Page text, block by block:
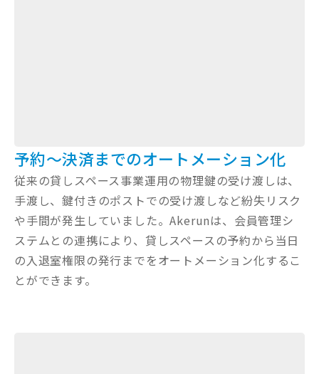
予約〜決済までのオートメーション化
従来の貸しスペース事業運用の物理鍵の受け渡しは、
手渡し、鍵付きのポストでの受け渡しなど紛失リスク
や手間が発生していました。Akerunは、会員管理シ
ステムとの連携により、貸しスペースの予約から当日
の入退室権限の発行までをオートメーション化するこ
とができます。